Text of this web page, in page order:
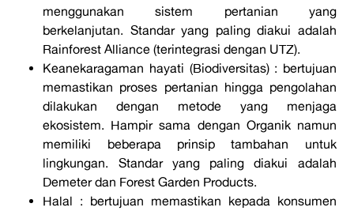
menggunakan sistem pertanian yang
berkelanjutan. Standar yang paling diakui adalah
Rainforest Alliance (terintegrasi dengan UTZ).
Keanekaragaman hayati (Biodiversitas) : bertujuan
memastikan proses pertanian hingga pengolahan
dilakukan dengan metode yang menjaga
ekosistem. Hampir sama dengan Organik namun
memiliki beberapa prinsip tambahan untuk
lingkungan. Standar yang paling diakui adalah
Demeter dan Forest Garden Products.
Halal : bertujuan memastikan kepada konsumen